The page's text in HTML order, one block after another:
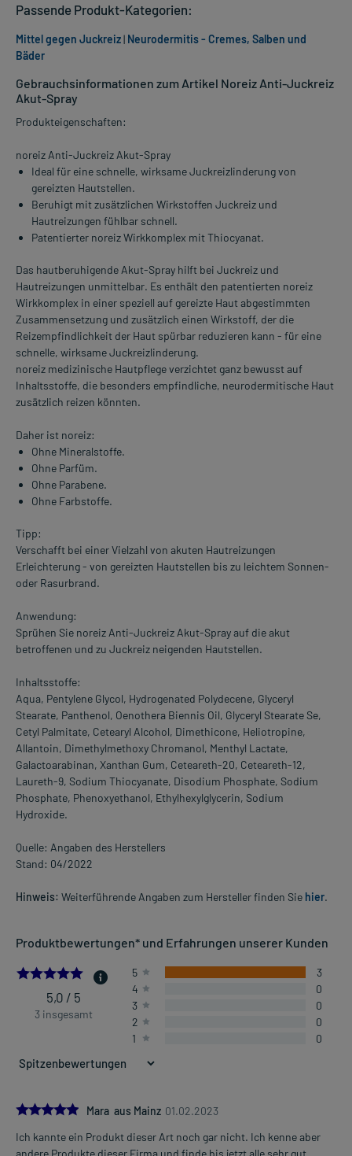
Gebrauchsinformationen zum Artikel Noreiz Anti-Juckreiz
Akut-Spray
Produkteigenschaften:
noreiz Anti-Juckreiz Akut-Spray
Ideal für eine schnelle, wirksame Juckreizlinderung von
gereizten Hautstellen.
Beruhigt mit zusätzlichen Wirkstoffen Juckreiz und
Hautreizungen fühlbar schnell.
Patentierter noreiz Wirkkomplex mit Thiocyanat.
Das hautberuhigende Akut-Spray hilft bei Juckreiz und
Hautreizungen unmittelbar. Es enthält den patentierten noreiz
Wirkkomplex in einer speziell auf gereizte Haut abgestimmten
Zusammensetzung und zusätzlich einen Wirkstoff, der die
Reizempfindlichkeit der Haut spürbar reduzieren kann - für eine
schnelle, wirksame Juckreizlinderung.
noreiz medizinische Hautpflege verzichtet ganz bewusst auf
Inhaltsstoffe, die besonders empfindliche, neurodermitische Haut
zusätzlich reizen könnten.
Daher ist noreiz:
Ohne Mineralstoffe.
Ohne Parfüm.
Ohne Parabene.
Ohne Farbstoffe.
Tipp:
Verschafft bei einer Vielzahl von akuten Hautreizungen
Erleichterung - von gereizten Hautstellen bis zu leichtem Sonnen-
oder Rasurbrand.
Anwendung:
Sprühen Sie noreiz Anti-Juckreiz Akut-Spray auf die akut
betroffenen und zu Juckreiz neigenden Hautstellen.
Inhaltsstoffe:
Aqua, Pentylene Glycol, Hydrogenated Polydecene, Glyceryl
Stearate, Panthenol, Oenothera Biennis Oil, Glyceryl Stearate Se,
Cetyl Palmitate, Cetearyl Alcohol, Dimethicone, Heliotropine,
Allantoin, Dimethylmethoxy Chromanol, Menthyl Lactate,
Galactoarabinan, Xanthan Gum, Ceteareth-20, Ceteareth-12,
Laureth-9, Sodium Thiocyanate, Disodium Phosphate, Sodium
Phosphate, Phenoxyethanol, Ethylhexylglycerin, Sodium
Hydroxide.
Quelle: Angaben des Herstellers
Stand: 04/2022
Hinweis: Weiterführende Angaben zum Hersteller finden Sie hier.
Produktbewertungen* und Erfahrungen unserer Kunden
5.0
5,0 / 5
3 insgesamt
5
3
4
0
3
0
2
0
1
0
5.0
Mara aus Mainz 01.02.2023
Ich kannte ein Produkt dieser Art noch gar nicht. Ich kenne aber
andere Produkte dieser Firma und finde bis jetzt alle sehr gut.
Passende Produkt-Kategorien:
Mittel gegen Juckreiz| Neurodermitis - Cremes, Salben und
Bäder